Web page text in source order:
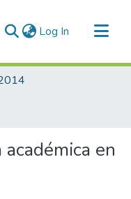
Log In (current)
en